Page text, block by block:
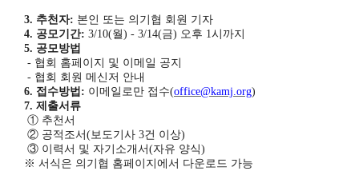
3. 추천자: 본인 또는 의기협 회원 기자
4. 공모기간: 3/10(월) - 3/14(금) 오후 1시까지
5. 공모방법
- 협회 홈페이지 및 이메일 공지
- 협회 회원 메신저 안내
6. 접수방법 : 이메일로만 접수(office@kamj.org)
7. 제출서류
① 추천서
② 공적조서 (보도기사 3건 이상)
③ 이력서 및 자기소개서 (자유 양식)
※ 서식은 의기협 홈페이지에서 다운로드 가능